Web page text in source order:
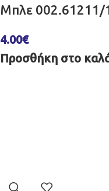
Μπλε 002.61211/
4.00€
Προσθήκη στο